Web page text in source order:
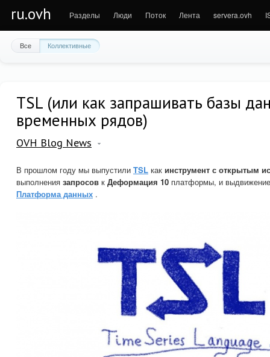
ru.ovh Разделы Люди Поток Лента servera.ovh
Все Коллективные
TSL (или как запрашивать базы
временных рядов)
OVH Blog News
В прошлом году мы выпустили TSL как инструмент с открытым
выполнения запросов к Деформация 10 платформы, и
Платформа данных .